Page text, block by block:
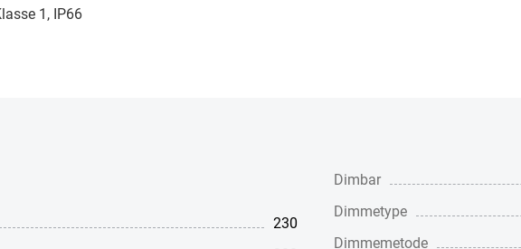
1, IP66
230
Dimbar
Dimmetype
Dimmemetode